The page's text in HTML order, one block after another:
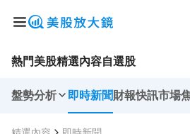
熱門美股精選內容自選股
盤勢分析 即時新聞財報快訊市場